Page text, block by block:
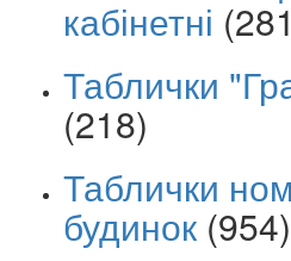
кабінетні
Таблички
(218)
Таблички
будинок (954)